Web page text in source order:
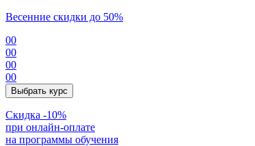
Весенние скидки до 50%
00
00
00
00
Выбрать курс
Cкидка -10%
при онлайн-оплате
на программы обучения